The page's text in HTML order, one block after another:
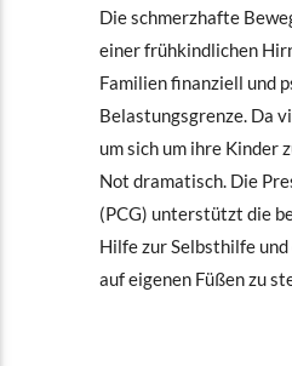
Die schmerzhafte
einer frühkindlichen
Familien finanziell und
Belastungsgrenze. Da
um sich um ihre Kinder
Not dramatisch. Die
(PCG) unterstützt die
Hilfe zur Selbsthilfe
auf eigenen Füßen zu